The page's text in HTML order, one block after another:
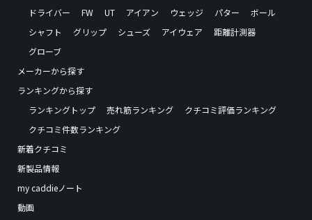
ドライバー
FW UT アイアン ウェッジ パター
ボール
シャフト
グリップ シューズ アイウェア
距離計測器
グローブ
メーカーから探す
ランキングから探す
ランキングトップ
売れ筋ランキング
クチコミ評価ランキング
クチコミ件数ランキング
新着クチコミ
新製品情報
my caddieノート
動画